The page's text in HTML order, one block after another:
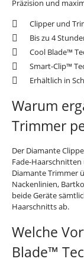
Präzision und
Clipper und
Bis zu 4
Cool Blade™
Smart-Clip™
Erhältlich in
Warum
Trimmer
Der Diamante
Fade-
Diamante Trimmer
Nackenlinien,
beide Geräte
Haarschnitts ab.
Welche
Blade™